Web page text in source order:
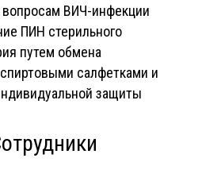
вопросам ВИЧ-инфекции
ПИН стерильного
путем обмена
салфетками и
защиты